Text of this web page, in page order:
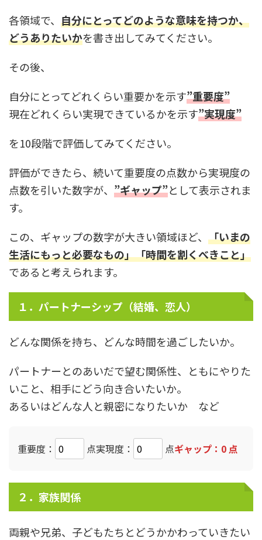
各領域で、 自分にとってどのような意味を持つか、
どうありたいかを書き出してみてください。
その後、
自分にとってどれくらい重要かを示す”重要度”
現在どれくらい実現できているかを示す”実現度”
を10段階で評価してみてください。
評価ができたら、続いて重要度の点数から実現度の
点数を引いた数字が、 ”ギャップ”として表示されま
す。
この、ギャップの数字が大きい領域ほど、 「いまの
生活にもっと必要なもの」「時間を割くべきこと」
であると考えられます。
１．パートナーシップ（結婚、恋人）
どんな関係を持ち、どんな時間を過ごしたいか。
パートナーとのあいだで望む関係性、ともにやりた
いこと、相手にどう向き合いたいか。
あるいはどんな人と親密になりたいか など
重要度： 点実現度： 点ギャップ： 0 点
２．家族関係
両親や兄弟、子どもたちとどうかかわっていきたい